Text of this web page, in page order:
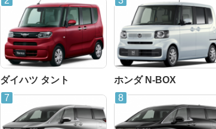
ダイハツ タント ホンダ N-BOX